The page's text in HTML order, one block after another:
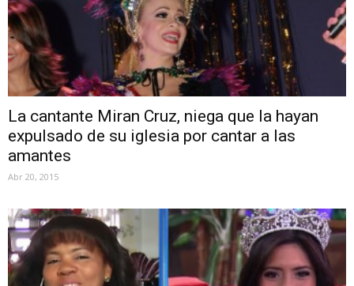
La cantante Miran Cruz, niega que la hayan
expulsado de su iglesia por cantar a las
amantes
Abr 20, 2015